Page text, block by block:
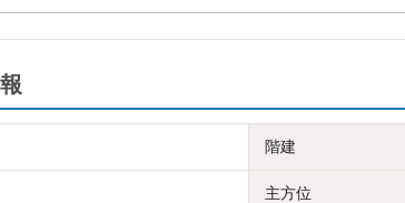
階建
主方位